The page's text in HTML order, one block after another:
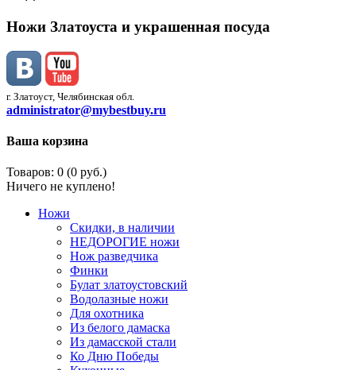
Ножи Златоуста и украшенная посуда
г. Златоуст, Челябинская обл.
administrator@mybestbuy.ru
Ваша корзина
Товаров: 0 (0 руб.)
Ничего не куплено!
Ножи
Скидки, в наличии
НЕДОРОГИЕ ножи
Нож разведчика
Финки
Булат златоустовский
Водолазные ножи
Для охотника
Из белого дамаска
Из дамасской стали
Ко Дню Победы